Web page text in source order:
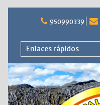
950990339
Enlaces rápidos